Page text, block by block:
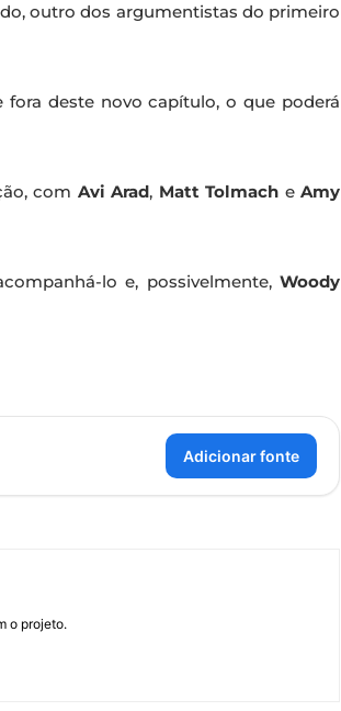
outro dos argumentistas do primeiro
fora deste novo capítulo, o que poderá
com Avi Arad, Matt Tolmach eAmy
lo e, possivelmente, Woody
Adicionar fonte
o projeto.